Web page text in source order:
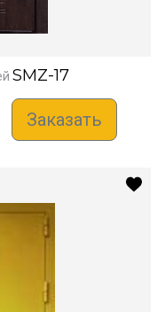
SMZ-17
Заказать